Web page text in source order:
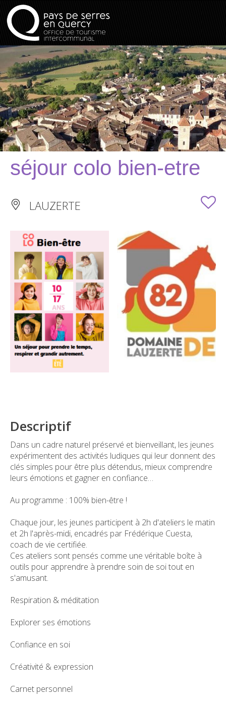
séjour colo bien-etre
LAUZERTE
Descriptif
Dans un cadre naturel préservé et bienveillant, les jeunes
expérimentent des activités ludiques qui leur donnent des
clés simples pour être plus détendus, mieux comprendre
leurs émotions et gagner en confiance…
Au programme : 100% bien-être !
Chaque jour, les jeunes participent à 2h d'ateliers le matin
et 2h l'après-midi, encadrés par Frédérique Cuesta,
coach de vie certifiée.
Ces ateliers sont pensés comme une véritable boîte à
outils pour apprendre à prendre soin de soi tout en
s'amusant.
Respiration & méditation
Explorer ses émotions
Confiance en soi
Créativité & expression
Carnet personnel